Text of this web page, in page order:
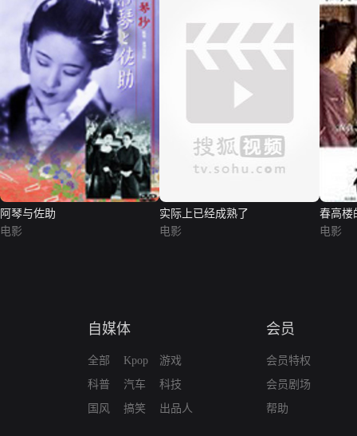
阿琴与佐助
电影
实际上已经成熟了
电影
春高楼
电影
自媒体
全部
科普
国风
Kpop
汽车
搞笑
游戏
科技
出品人
会员
会员特权
会员剧场
帮助